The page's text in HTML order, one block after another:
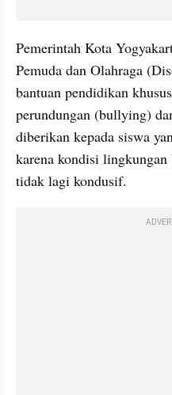
Pemerintah Kota
Pemuda dan Olahraga
bantuan pendidikan
perundungan (bullying)
diberikan kepada siswa
karena kondisi
tidak lagi kondusif.